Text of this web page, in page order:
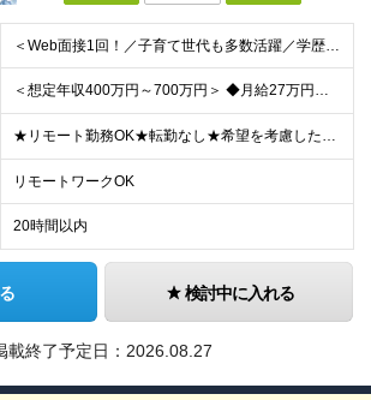
＜Web面接1回！／子育て世代も多数活躍／学歴不問＞ ■何かしらの開発経験をお持ちの方 ┗言語・フェーズ不問 ┗PG経験のみの方もOK ＼＼こんな方にピッタリ！／／ ◎希望する言語やプロジェクトに参
＜想定年収400万円～700万円＞ ◆月給27万円～48万円＋各種手当（交通費全額支給／役職手当／在宅手当など） ※これまでの経験やスキルを考慮のうえ、当社規定に沿って決定します。 ※6ヶ月間の試用期
★リモート勤務OK★転勤なし★希望を考慮した上で勤務地を決定します！★業績好調により新オフィスに移転！ 関東（東京都、神奈川県）または大阪、福岡のプロジェクト先での勤務となります。 ＜東京本社＞
リモートワークOK
20時間以内
検討中に入れる
載終了予定日： 2026.08.27